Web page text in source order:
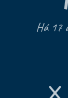
Há 17